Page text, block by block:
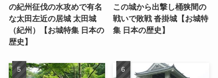
の紀州征伐の水攻めで有名
な太田左近の居城 太田城
（紀州）【お城特集 日本の
歴史】
この城から出撃し桶狭間の
戦いで敗戦 沓掛城【お城特
集 日本の歴史】